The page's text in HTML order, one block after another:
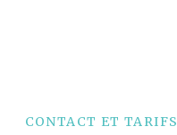
CONTACT ET TARIFS